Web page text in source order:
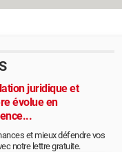
juridique et
évolue en
et mieux défendre vos
notre lettre gratuite.